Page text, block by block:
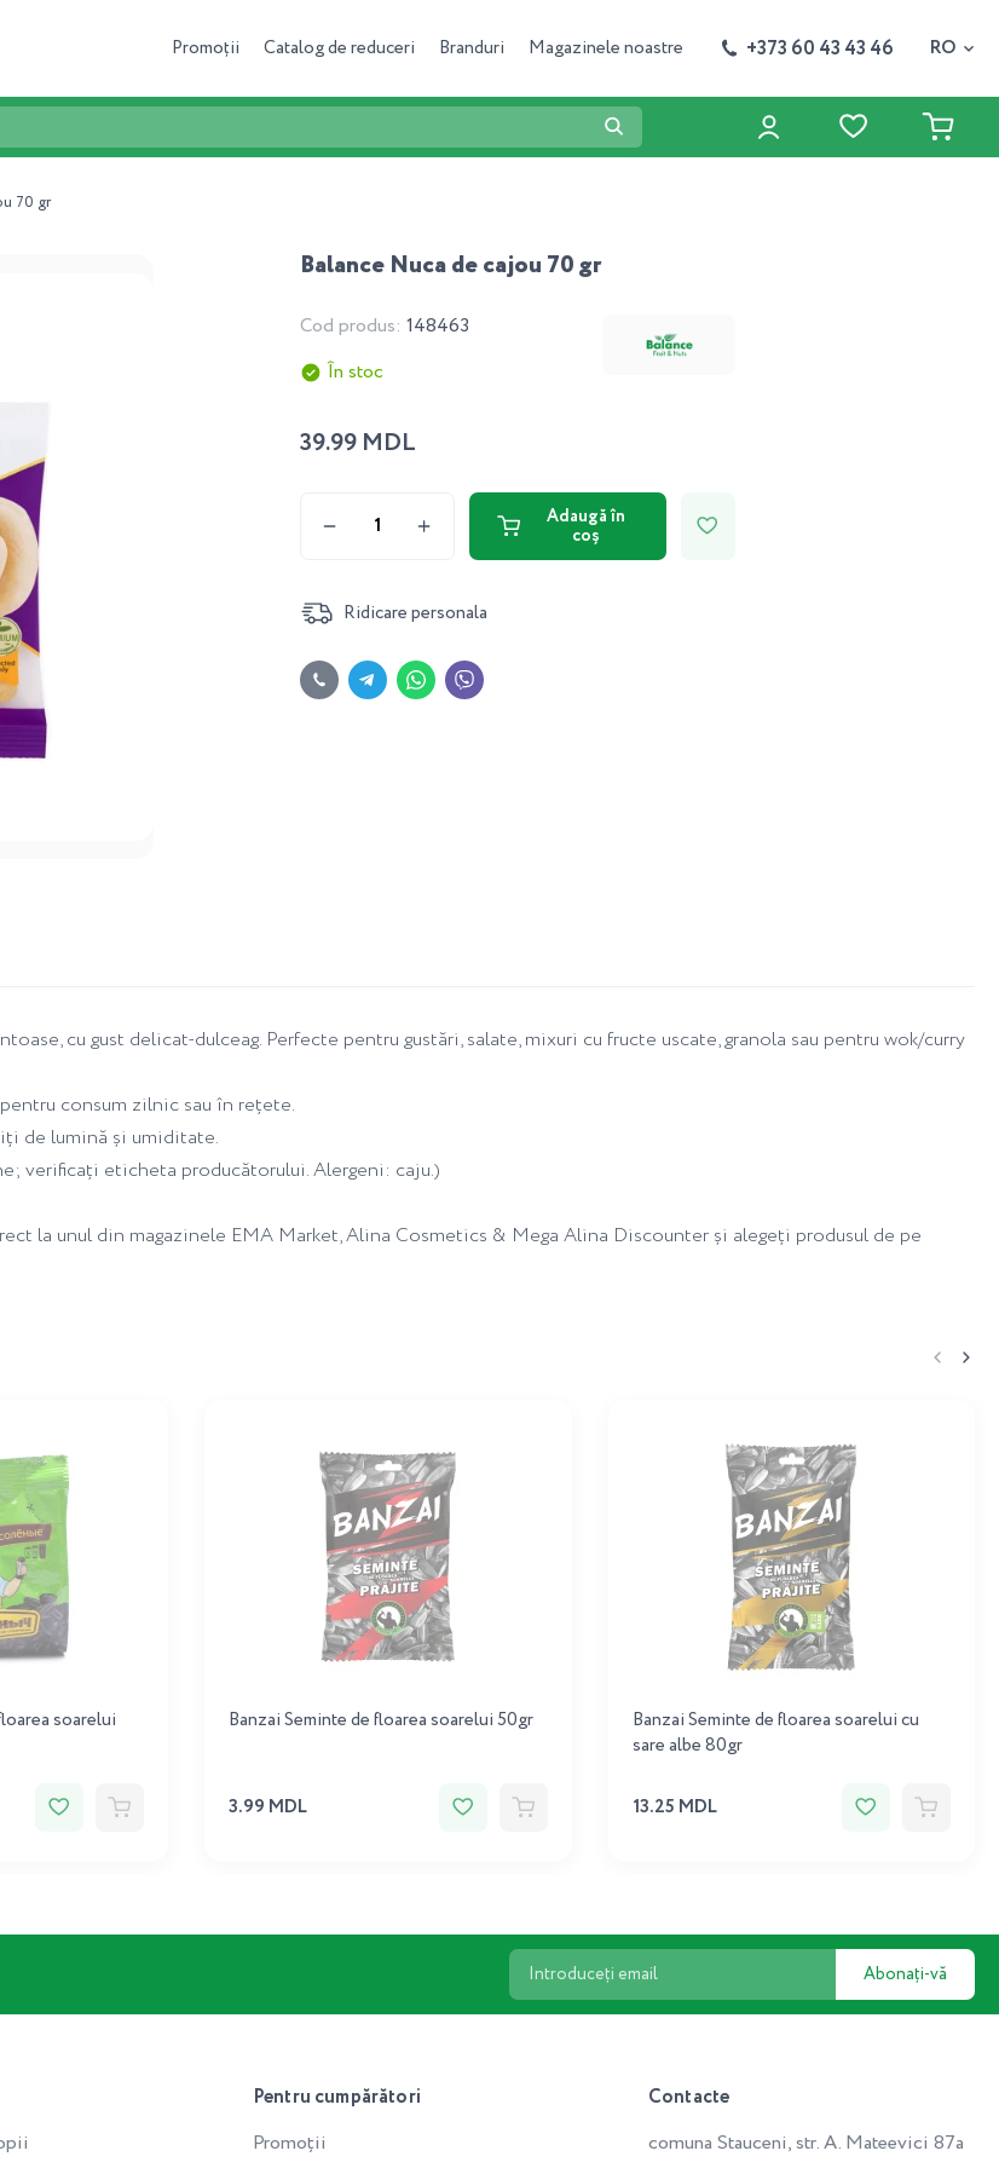
Promoții Catalog de reduceri Branduri Magazinele noastre +373 60 43 43 46 RO
70 gr
Balance Nuca de cajou 70 gr
Cod produs: 148463
În stoc
39.99 MDL
Adaugă în
coș
Ridicare personala
cu gust delicat-dulceag. Perfecte pentru gustări, salate, mixuri cu fructe uscate, granola sau pentru wok/curry
consum zilnic sau în rețete.
de lumină și umiditate.
verificați eticheta producătorului. Alergeni: caju.)
la unul din magazinele EMA Market, Alina Cosmetics & Mega Alina Discounter și alegeți produsul de pe
soarelui
Banzai Seminte de floarea soarelui 50gr
3.99 MDL
Banzai Seminte de floarea soarelui cu
sare albe 80gr
13.25 MDL
Abonați-vă
Pentru cumpărători
Promoții
Contacte
comuna Stauceni, str. A. Mateevici 87a